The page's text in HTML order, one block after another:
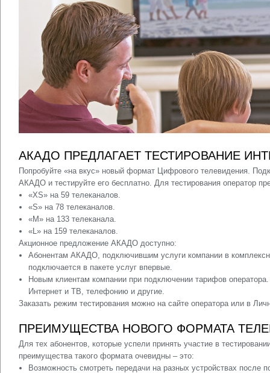
АКАДО ПРЕДЛАГАЕТ ТЕСТИРОВАНИЕ
Попробуйте «на вкус» новый формат Цифрового телевидения.
АКАДО и тестируйте его бесплатно. Для тестирования оператор
«XS» на 59 телеканалов.
«S» на 78 телеканалов.
«M» на 133 телеканала.
«L» на 159 телеканалов.
Акционное предложение АКАДО доступно:
Абонентам АКАДО, подключившим услуги компании в
подключается в пакете услуг впервые.
Новым клиентам компании при подключении тарифов
Интернет и ТВ, телефонию и другие.
Заказать режим тестирования можно на сайте оператора или в
ПРЕИМУЩЕСТВА НОВОГО ФОРМАТА
Для тех абонентов, которые успели принять участие в
преимущества такого формата очевидны – это:
Возможность смотреть передачи на разных устройствах